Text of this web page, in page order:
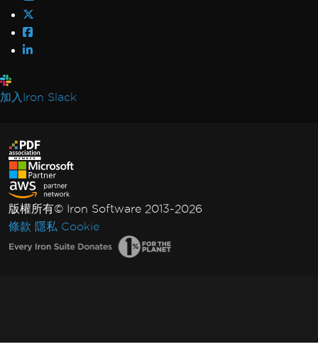
加入Iron Slack
版權所有© Iron Software 2013-2026
條款 隱私 Cookie